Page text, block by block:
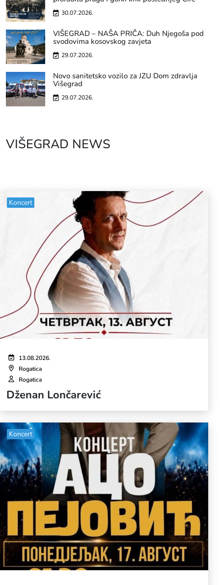
30.07.2026.
VIŠEGRAD – NAŠA PRIČA: Duh Njegoša pod
svodovima kosovskog zavjeta
29.07.2026.
Novo sanitetsko vozilo za JZU Dom zdravlja
Višegrad
29.07.2026.
VIŠEGRAD NEWS
Koncert
13.08.2026.
Rogatica
Rogatica
Dženan Lončarević
Koncert